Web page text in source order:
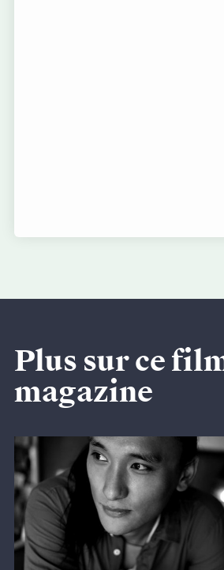
Plus sur ce
magazine